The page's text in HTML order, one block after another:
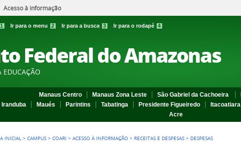
Acesso à informação
1 Ir para o menu 2 Ir para a busca 3 Ir para o rodapé 4
Federal do Amazonas
EDUCAÇÃO
Manaus Centro Manaus Zona Leste São Gabriel da Cachoeira
Iranduba Maués Parintins Tabatinga Presidente Figueiredo Itacoatiara
Acre
INICIAL >CAMPUS >COARI >ACESSO À INFORMAÇÃO > RECEITAS E DESPESAS > DESPESAS